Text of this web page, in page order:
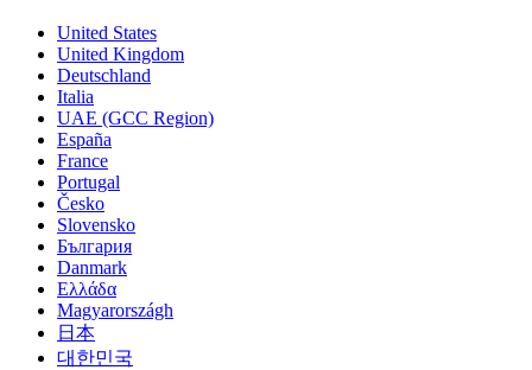
United States
United Kingdom
Deutschland
Italia
UAE (GCC Region)
España
France
Portugal
Česko
Slovensko
България
Danmark
Ελλάδα
Magyarországh
日本
대한민국